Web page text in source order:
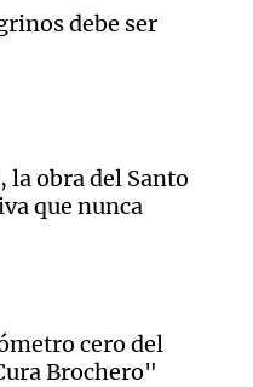
debe ser
la obra del Santo
que nunca
cero del
Brochero"
Notas